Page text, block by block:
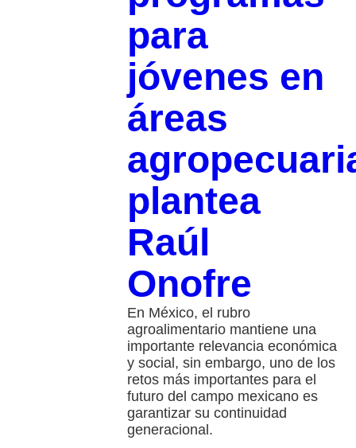
para
jóvenes en
áreas
plantea
Raúl
Onofre
En México, el rubro
agroalimentario mantiene una
importante relevancia económica
y social, sin embargo, uno de los
retos más importantes para el
futuro del campo mexicano es
garantizar su continuidad
generacional.